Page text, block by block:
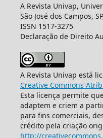
A Revista Univap,
São José dos Campos,
ISSN 1517-3275
Declaração de Direito
A Revista Univap está
Creative Commons
Esta licença permite
adaptem e criem a
para fins comerciais,
crédito pela criação
http://